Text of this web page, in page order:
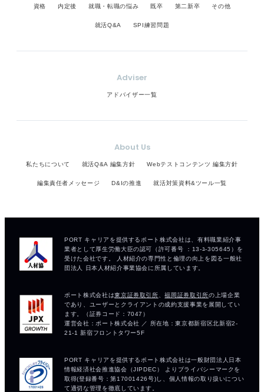
資格 内定後 就職・転職の悩み 既卒 第二新卒 その他
就活Q&A SPI練習問題
Adviser
アドバイザー一覧
About Us
私たちについて 就活Q&A 編集方針 Webテストコンテンツ 編集方針
編集責任者メッセージ D&Iの推進 就活対策資料&ツール一覧